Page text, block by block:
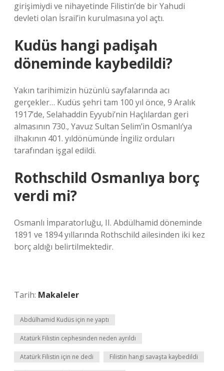
girişimiydi ve nihayetinde Filistin’de bir Yahudi
devleti olan İsrail’in kurulmasına yol açtı.
Kudüs hangi padişah
döneminde kaybedildi?
Yakın tarihimizin hüzünlü sayfalarında acı
gerçekler… Kudüs şehri tam 100 yıl önce, 9 Aralık
1917’de, Selahaddin Eyyubi’nin Haçlılardan geri
almasının 730., Yavuz Sultan Selim’in Osmanlı’ya
ilhakının 401. yıldönümünde İngiliz orduları
tarafından işgal edildi.
Rothschild Osmanlıya borç
verdi mi?
Osmanlı İmparatorluğu, II. Abdülhamid döneminde
1891 ve 1894 yıllarında Rothschild ailesinden iki kez
borç aldığı belirtilmektedir.
Tarih: Makaleler
Abdülhamid Kudüs için ne yaptı
Atatürk Filistin cephesinden neden ayrıldı
Atatürk Filistin için ne dedi Filistin hangi savaşta kaybedildi